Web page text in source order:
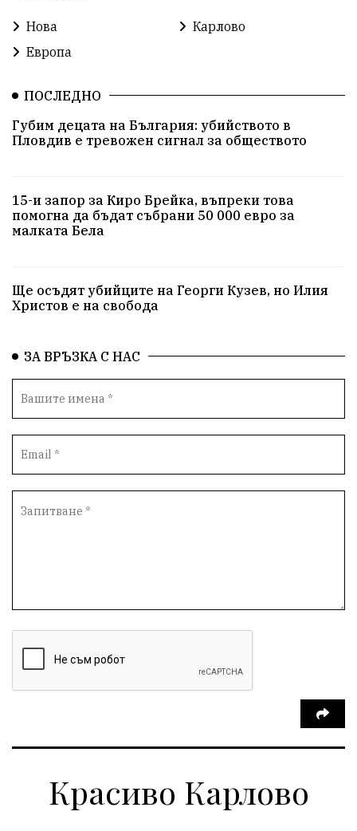
Нова
Карлово
Европа
ПОСЛЕДНО
Губим децата на България: убийството в
Пловдив е тревожен сигнал за обществото
15-и запор за Киро Брейка, въпреки това
помогна да бъдат събрани 50 000 евро за
малката Бела
Ще осъдят убийците на Георги Кузев, но Илия
Христов е на свобода
ЗА ВРЪЗКА С НАС
Красиво Карлово